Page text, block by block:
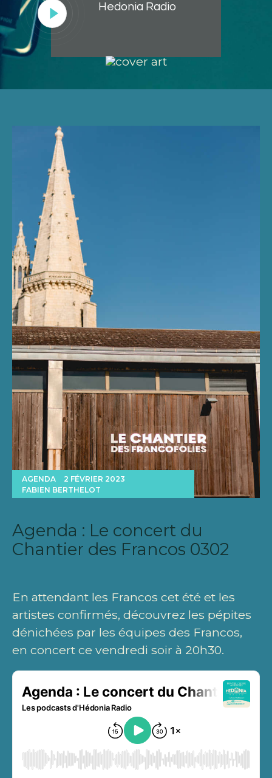
Hedonia Radio
AGENDA
2 FÉVRIER 2023
FABIEN BERTHELOT
Agenda : Le concert du
Chantier des Francos 0302
En attendant les Francos cet été et les
artistes confirmés, découvrez les pépites
dénichées par les équipes des Francos,
en concert ce vendredi soir à 20h30.